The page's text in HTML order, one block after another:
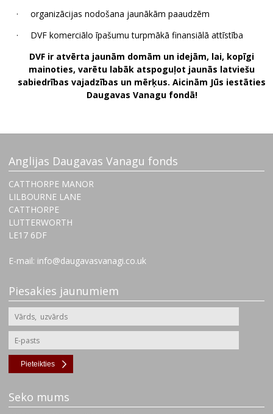
· organizācijas nodošana jaunākām paaudzēm
· DVF komerciālo īpašumu turpmākā finansiālā attīstība
DVF ir atvērta jaunām domām un idejām, lai, kopīgi
mainoties, varētu labāk atspoguļot jaunās latviešu
sabiedrības vajadzības un mērķus. Aicinām Jūs iestāties
Daugavas Vanagu fondā!
Anglijas Daugavas Vanagu fonds
CATTHORPE MANOR
LILBOURNE LANE
CATTHORPE
LUTTERWORTH
‌LE17 6DF
E-mail: info@daugavasvanagi.co.uk
Piesakies jaunumiem
Pieteikties
Seko mums